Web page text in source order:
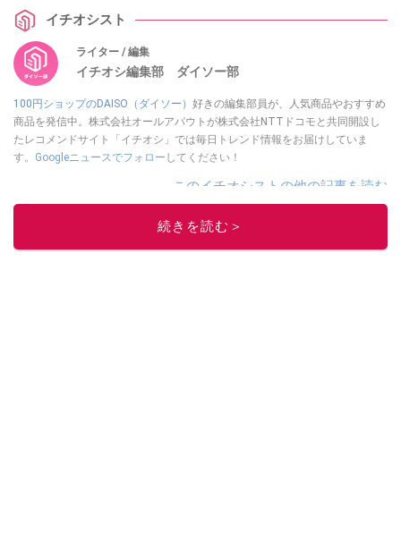
イチオシスト
ライター / 編集
イチオシ編集部 ダイソー部
100円ショップのDAISO（ダイソー） 好きの編集部員が、人気商品やおすすめ
商品を発信中。株式会社オールアバウトが株式会社NTTドコモと共同開設し
たレコメンドサイト「イチオシ」では毎日トレンド情報をお届けしていま
す。 Googleニュースでフォロー してください！
このイチオシストの他の記事を読む
続きを読む＞